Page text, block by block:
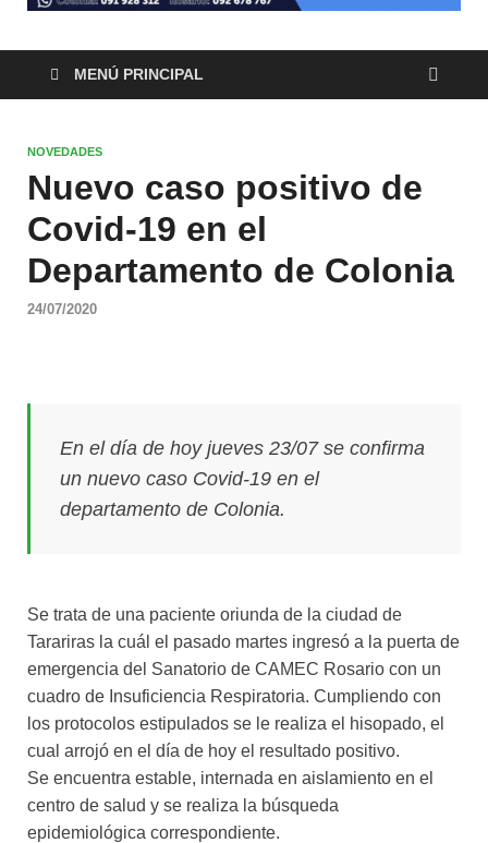
MENÚ PRINCIPAL
NOVEDADES
Nuevo caso positivo de
Covid-19 en el
Departamento de Colonia
24/07/2020
En el día de hoy jueves 23/07 se confirma
un nuevo caso Covid-19 en el
departamento de Colonia.
Se trata de una paciente oriunda de la ciudad de
Tarariras la cuál el pasado martes ingresó a la puerta de
emergencia del Sanatorio de CAMEC Rosario con un
cuadro de Insuficiencia Respiratoria. Cumpliendo con
los protocolos estipulados se le realiza el hisopado, el
cual arrojó en el día de hoy el resultado positivo.
Se encuentra estable, internada en aislamiento en el
centro de salud y se realiza la búsqueda
epidemiológica correspondiente.